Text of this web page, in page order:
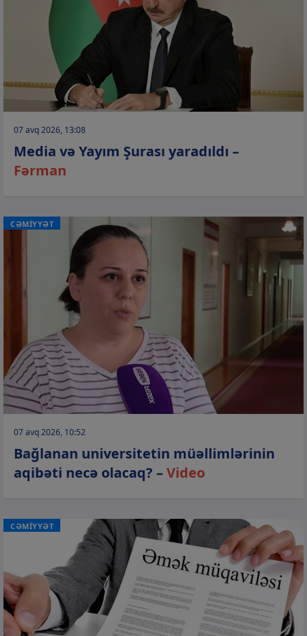
07 avq 2026, 13:08
Media və Yayım Şurası yaradıldı –
Fərman
CƏMİYYƏT
07 avq 2026, 10:52
Bağlanan universitetin müəllimlərinin
aqibəti necə olacaq? –Video
CƏMİYYƏT